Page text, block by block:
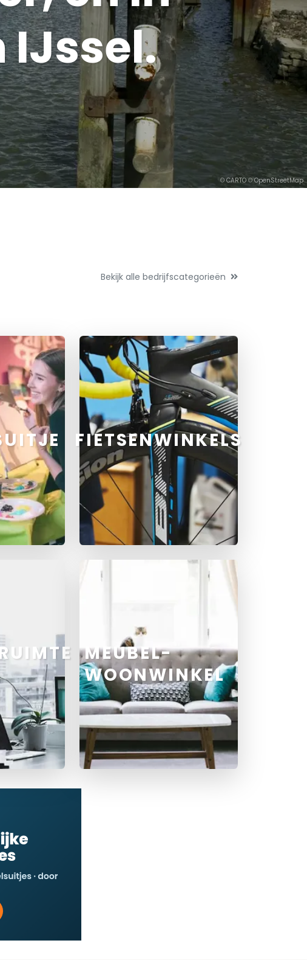
© CARTO ©OpenStreetMap
IJssel.
Bekijk alle bedrijfscategorieën
FIETSENWINKELS
MEUBEL-
WOONWINKEL